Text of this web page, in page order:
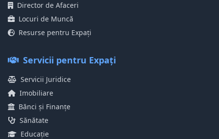
Director de Afaceri
Locuri de Muncă
Resurse pentru Expați
Servicii pentru Expați
Servicii Juridice
Imobiliare
Bănci și Finanțe
Sănătate
Educație